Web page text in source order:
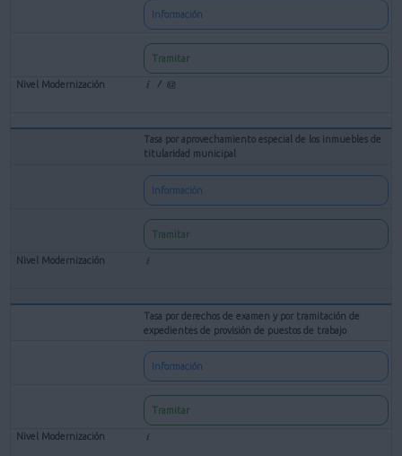
Información
Tramitar
Tasa por aprovechamiento especial de los inmuebles de
titularidad municipal
Información
Tramitar
Tasa por derechos de examen y por tramitación de
expedientes de provisión de puestos de trabajo
Información
Tramitar